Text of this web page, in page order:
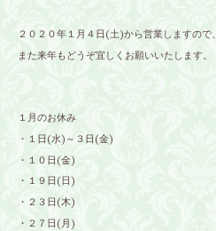
２０２０年１月４日(土)から営業しますので、
また来年もどうぞ宜しくお願いいたします。
１月のお休み
・１日(水)～３日(金)
・１０日(金)
・１９日(日)
・２３日(木)
・２７日(月)